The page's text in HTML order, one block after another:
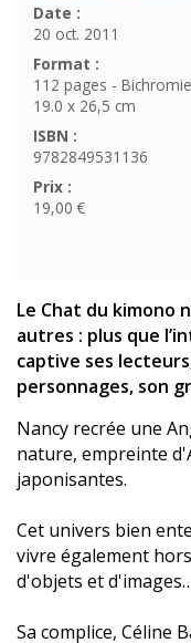
Date :
20 oct. 2011
Format :
112 pages - Bichromie
19.0 x 26,5 cm
ISBN :
9782849531136
Prix :
19,00 €
Le Chat du kimono
autres : plus que
captive ses
personnages, son
Nancy recrée une
nature, empreinte
japonisantes.
Cet univers bien
vivre également
d'objets et
Sa complice, Céline